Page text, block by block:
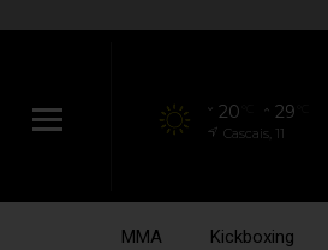
20 29
Cascais, 11
MMA Kickboxing